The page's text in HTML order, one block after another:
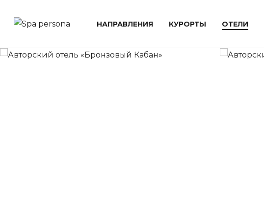
НАПРАВЛЕНИЯ КУРОРТЫ ОТЕЛИ